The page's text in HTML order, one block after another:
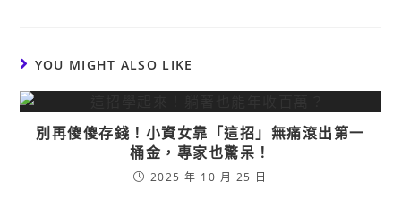
YOU MIGHT ALSO LIKE
別再傻傻存錢！小資女靠「這招」無痛滾出第一
桶金，專家也驚呆！
2025 年 10 月 25 日